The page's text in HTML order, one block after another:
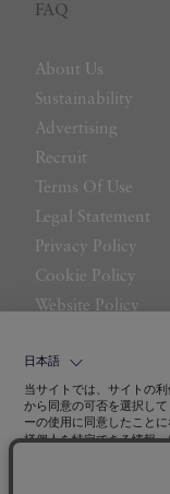
FAQ
About Us
Sustainability
Advertising
Recruit
Terms Of Use
Legal Statement
Privacy Policy
Cookie Policy
Website Policy
日本語
当サイトでは、サイトの
から同意の可否を選択し
ーの使用に同意したこと
様個人を特定できる情報